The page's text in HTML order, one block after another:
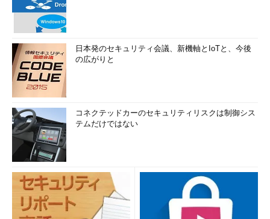
日本発のセキュリティ会議、新機軸とIoTと、今後
の広がりと
コネクテッドカーのセキュリティリスクは制御シス
テムだけではない